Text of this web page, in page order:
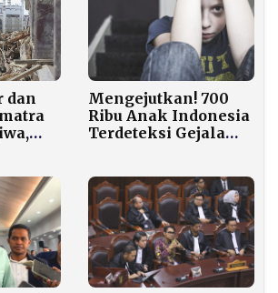
dan
Mengejutkan! 700
Ribu Anak Indonesia
Terdeteksi Gejala